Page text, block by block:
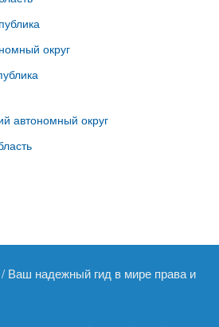
округ
автономный округ
Ваш надежный гид в мире права и